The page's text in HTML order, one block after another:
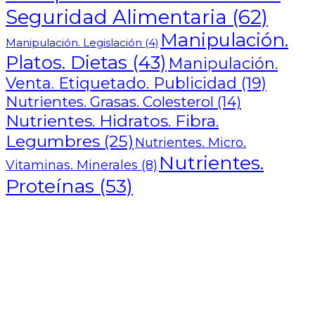
Seguridad Alimentaria (62)
Manipulación. Legislación (4) Manipulación.
Platos. Dietas (43) Manipulación.
Venta. Etiquetado. Publicidad (19)
Nutrientes. Grasas. Colesterol (14)
Nutrientes. Hidratos. Fibra.
Legumbres (25) Nutrientes. Micro.
Vitaminas. Minerales (8) Nutrientes.
Proteínas (53)